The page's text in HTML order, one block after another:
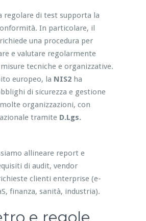
regolare di test supporta la
In particolare, il
una procedura per
e valutare regolarmente
misure tecniche e organizzative.
europeo, la NIS2ha
di sicurezza e gestione
organizzazioni, con
tramite D.Lgs.
allineare report e
di audit, vendor
clienti enterprise (e-
finanza, sanità, industria).
e regole